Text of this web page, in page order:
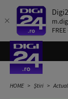
HOME Știri